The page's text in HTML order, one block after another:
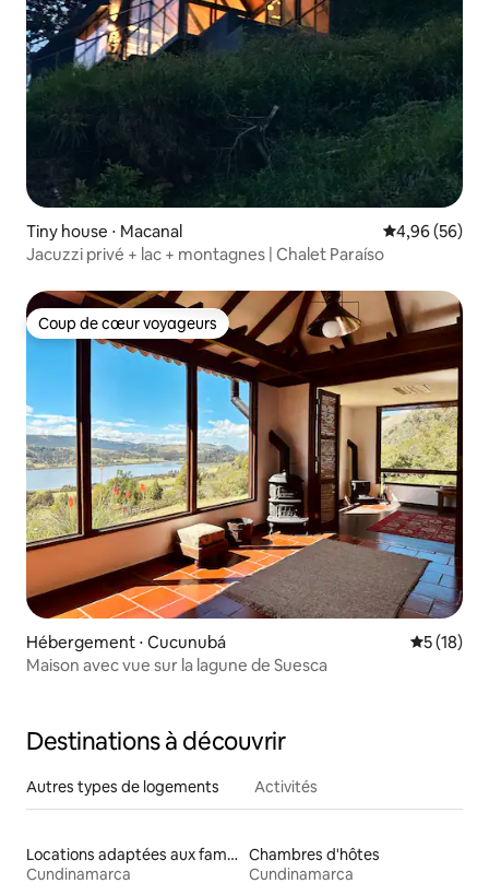
Tiny house ⋅ Macanal Évaluation
4,96 (56)
Jacuzzi privé + lac + montagnes | Chalet Paraíso
Coup de cœur voyageurs
Coup de cœur voyageurs
Hébergement ⋅ Cucunubá
5 (18)
Maison avec vue sur la lagune de Suesca
Destinations à découvrir
Autres types de logements Activités
Locations adaptées aux familles
Cundinamarca
Chambres d'hôtes
Cundinamarca